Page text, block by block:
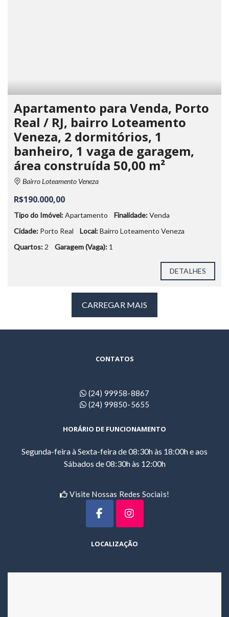
Apartamento para Venda, Porto
Real / RJ, bairro Loteamento
Veneza, 2 dormitórios, 1
banheiro, 1 vaga de garagem,
área construída 50,00 m²
Bairro Loteamento Veneza
R$190.000,00
Tipo do Imóvel:Apartamento Finalidade:Venda
Cidade: Porto Real Local:Bairro Loteamento Veneza
Quartos: 2 Garagem (Vaga): 1
DETALHES
CARREGAR MAIS
CONTATOS
(24) 99958-8867
(24) 99850-5655
HORÁRIO DE FUNCIONAMENTO
Segunda-feira à Sexta-feira de 08:30h às 18:00h e aos
Sábados de 08:30h às 12:00h
Visite Nossas Redes Sociais!
LOCALIZAÇÃO